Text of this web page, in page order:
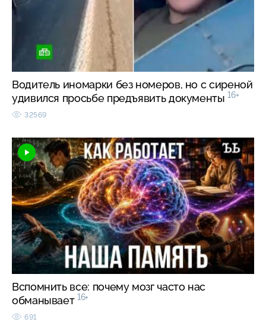
Водитель иномарки без номеров, но с сиреной
удивился просьбе предъявить документы 16+
32569
Вспомнить все: почему мозг часто нас
обманывает 16+
691